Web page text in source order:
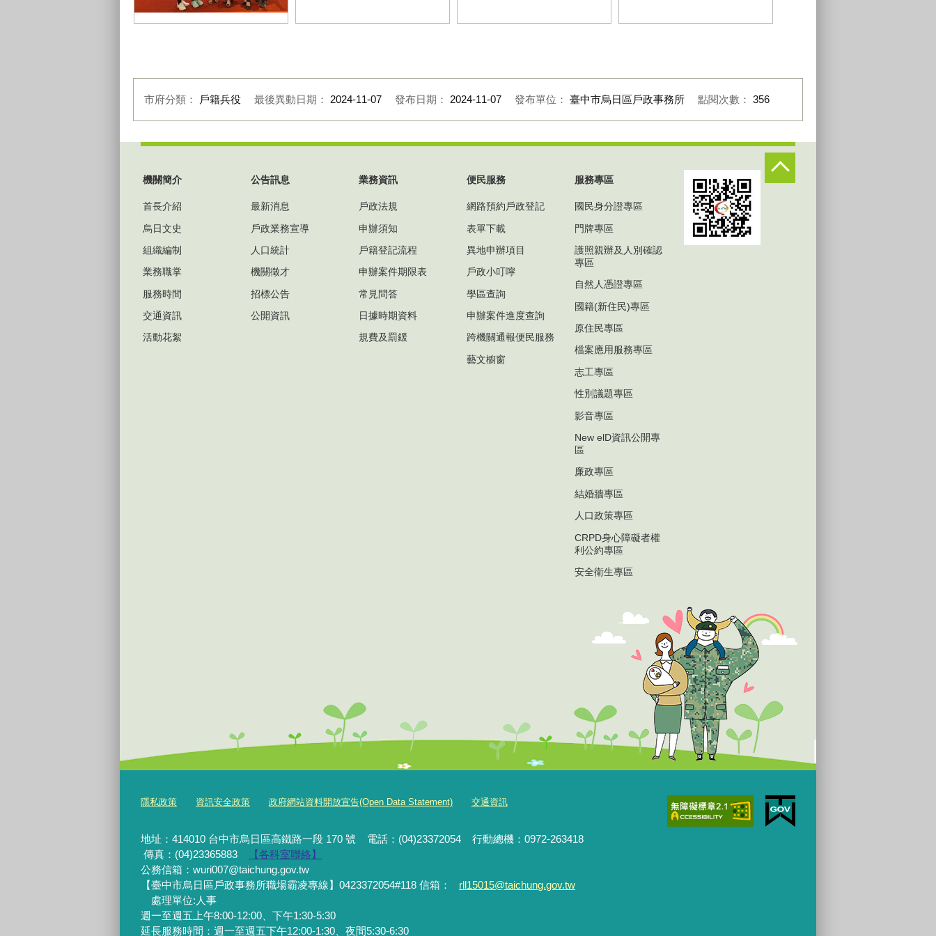
市府分類： 戶籍兵役 最後異動日期： 2024-11-07 發布日期： 2024-11-07 發布單位： 臺中市烏日區戶政事務所 點閱次數： 356
機關簡介
首長介紹
烏日文史
組織編制
業務職掌
服務時間
交通資訊
活動花絮
公告訊息
最新消息
戶政業務宣導
人口統計
機關徵才
招標公告
公開資訊
業務資訊
戶政法規
申辦須知
戶籍登記流程
申辦案件期限表
常見問答
日據時期資料
規費及罰鍰
便民服務
網路預約戶政登記
表單下載
異地申辦項目
戶政小叮嚀
學區查詢
申辦案件進度查詢
跨機關通報便民服務
藝文櫥窗
服務專區
國民身分證專區
門牌專區
護照親辦及人別確認
專區
自然人憑證專區
國籍(新住民)專區
原住民專區
檔案應用服務專區
志工專區
性別議題專區
影音專區
New elD資訊公開專
區
廉政專區
結婚牆專區
人口政策專區
CRPD身心障礙者權
利公約專區
安全衛生專區
隱私政策 資訊安全政策 政府網站資料開放宣告(Open Data Statement) 交通資訊
地址：414010 台中市烏日區高鐵路一段 170 號 電話：(04)23372054 行動總機 ：0972-263418
傳真：(04)23365883
【各科室聯絡】
公務信箱：wuri007@taichung.gov.tw
【臺中市烏日區戶政事務所職場霸凌專線】0423372054#118 信箱：
rll15015@taichung.gov.tw
處理單位:人事
週一至週五上午8:00-12:00、下午1:30-5:30
延長服務時間：週一至週五下午12:00-1:30、夜間5:30-6:30